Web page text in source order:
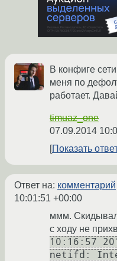
В конфиге
меня по
работает.
timuaz_one
07.09.2014
Показать
Ответ на: комментарий
10:01:51 +00:00
ммм. Скидывал
с ходу не
10:16:57
netifd: